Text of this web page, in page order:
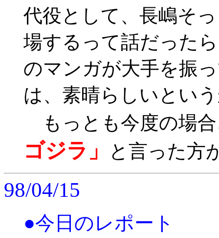
代役として、長嶋そ
場するって話だった
のマンガが大手を振
は、素晴らしいとい
もっとも今度の場
ゴジラ」 と言った方
98/04/15
●今日のレポート